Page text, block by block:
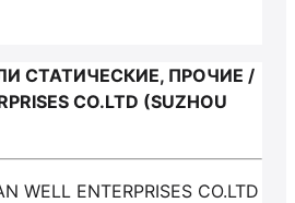
СТАТИЧЕСКИЕ, ПРОЧИЕ /
CO.LTD (SUZHOU
WELL ENTERPRISES CO.LTD